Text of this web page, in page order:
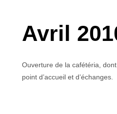
Avril
Ouverture de la cafétéria,
point d’accueil et d’échanges.